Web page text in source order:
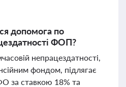
допомога по
ФОП?
непрацездатності,
фондом, підлягає
за ставкою 18% та